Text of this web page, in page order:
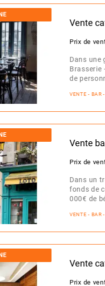
Vente
Prix de
Dans une
Brasserie
de
VENTE - BAR
Vente
Prix de
Dans un
fonds de
000€ de
VENTE - BAR
Vente
Prix de